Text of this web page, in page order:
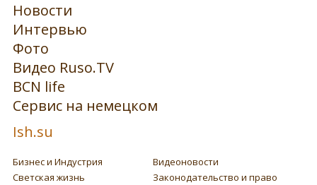
Новости
Интервью
Фото
Видео Ruso.TV
BCN life
Сервис на немецком
Ish.su
Бизнес и Индустрия
Видеоновости
Светская жизнь
Законодательство и право